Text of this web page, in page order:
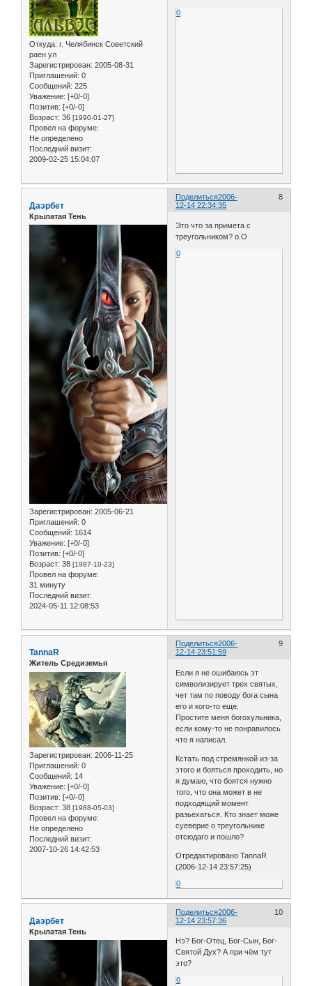
Откуда: г. Челябинск Советский
раен ул
Зарегистрирован: 2005-08-31
Приглашений: 0
Сообщений: 225
Уважение: [+0/-0]
Позитив: [+0/-0]
Возраст: 36 [1990-01-27]
Провел на форуме:
Не определено
Последний визит:
2009-02-25 15:04:07
0
Поделиться 8
2006-
12-14 22:34:35
Даэрбет
Крылатая Тень
Зарегистрирован: 2005-06-21
Приглашений: 0
Сообщений: 1614
Уважение: [+0/-0]
Позитив: [+0/-0]
Возраст: 38 [1987-10-23]
Провел на форуме:
31 минуту
Последний визит:
2024-05-11 12:08:53
Это что за примета с
треугольником? о.О
0
Поделиться 9
2006-
12-14 23:51:59
TannaR
Житель Средиземья
Зарегистрирован: 2006-11-25
Приглашений: 0
Сообщений: 14
Уважение: [+0/-0]
Позитив: [+0/-0]
Возраст: 38 [1988-05-03]
Провел на форуме:
Не определено
Последний визит:
2007-10-26 14:42:53
Если я не ошибаюсь эт
символизирует трех святых,
чет там по поводу бога сына
его и кого-то еще.
Простите меня богохульника,
если кому-то не понравилось
что я написал.
Кстать под стремянкой из-за
этого и бояться проходить, но
я думаю, что боятся нужно
того, что она может в не
подходящий момент
разьехаться. Кто знает може
суеверие о треугольнике
отсюдаго и пошло?
Отредактировано TannaR
(2006-12-14 23:57:25)
0
Поделиться 10
2006-
12-14 23:57:36
Даэрбет
Крылатая Тень
Нэ? Бог-Отец, Бог-Сын, Бог-
Святой Дух? А при чём тут
это?
0